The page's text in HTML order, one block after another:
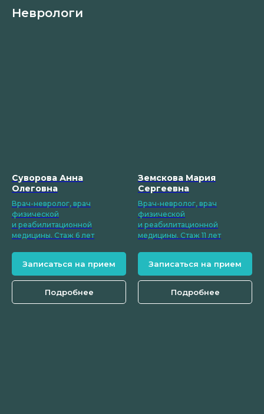
Неврологи
Суворова Анна
Олеговна
Врач-невролог, врач
физической
и реабилитационной
медицины. Стаж 6 лет
Записаться на прием
Подробнее
Земскова Мария
Сергеевна
Врач-невролог, врач
физической
и реабилитационной
медицины. Стаж 11 лет
Записаться на прием
Подробнее